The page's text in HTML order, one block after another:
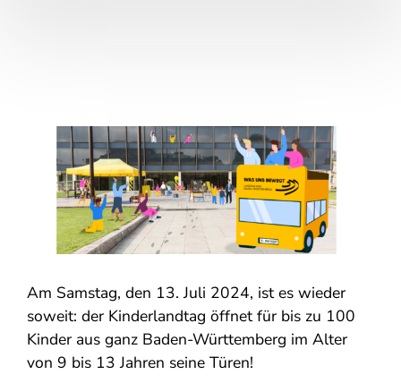
Am Samstag, den 13. Juli 2024, ist es wieder
soweit: der Kinderlandtag öffnet für bis zu 100
Kinder aus ganz Baden-Württemberg im Alter
von 9 bis 13 Jahren seine Türen!